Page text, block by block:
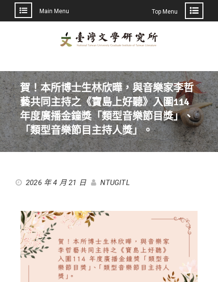
Main Menu Top Menu
賀！本所博士生林欣曄，與音樂家李哲
藝共同主持之《寶島上好聽》入圍114
年度廣播金鐘獎「類型音樂節目獎」、
「類型音樂節目主持人獎」。
2026 年 4 月 21 日 NTUGITL